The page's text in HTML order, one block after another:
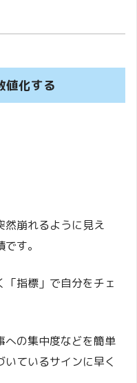
化する
然崩れるように見え
す。
指標」で自分をチェ
への集中度などを簡単
ているサインに早く